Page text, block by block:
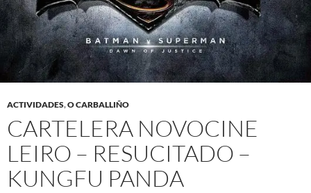
ACTIVIDADES,O CARBALLIÑO
CARTELERA NOVOCINE
LEIRO – RESUCITADO –
KUNGFU PANDA